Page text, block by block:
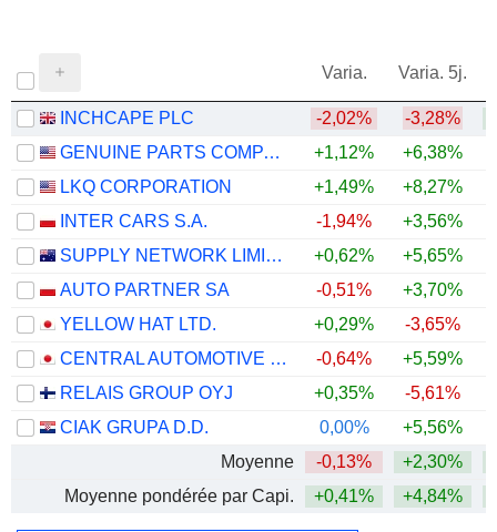
Varia. Varia. 5j.
INCHCAPE PLC -2,02% -3,28%
GENUINE PARTS COMPANY
+1,12% +6,38%
LKQ CORPORATION
+1,49% +8,27%
INTER CARS S.A.
-1,94% +3,56%
SUPPLY NETWORK LIMITED
+0,62% +5,65%
AUTO PARTNER SA
-0,51% +3,70%
YELLOW HAT LTD.
+0,29% -3,65%
CENTRAL AUTOMOTIVE PRODUCTS LTD.
-0,64% +5,59%
RELAIS GROUP OYJ
+0,35% -5,61%
CIAK GRUPA D.D.
0,00% +5,56%
Moyenne
-0,13% +2,30%
Moyenne pondérée par Capi.
+0,41% +4,84%